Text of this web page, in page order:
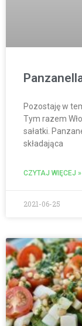
Pozostaję w
Tym razem
sałatki.
składająca
CZYTAJ WIĘCEJ »
2021-06-25